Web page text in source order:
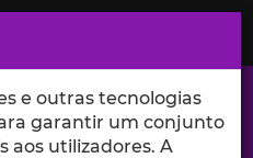
e outras tecnologias
garantir um conjunto
aos utilizadores. A